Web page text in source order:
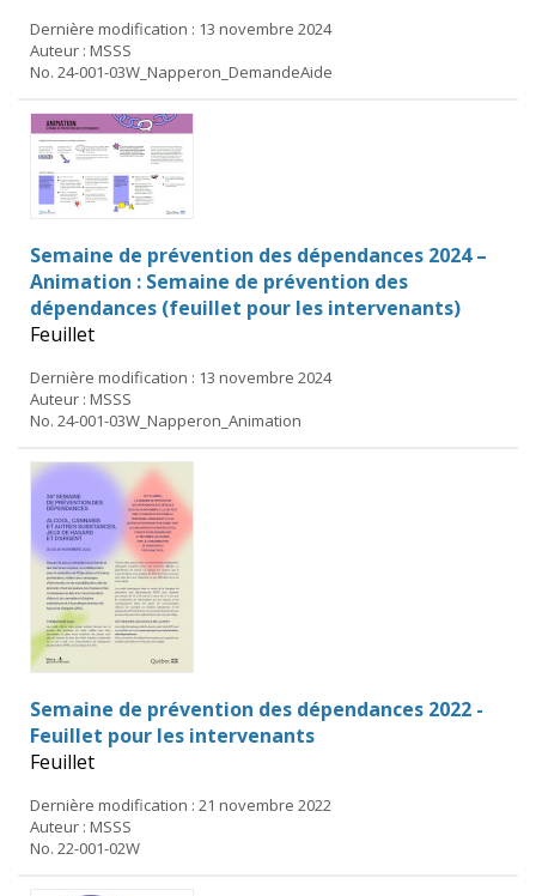
Dernière modification : 13 novembre 2024
Auteur : MSSS
No. 24-001-03W_Napperon_DemandeAide
Semaine de prévention des dépendances 2024 –
Animation : Semaine de prévention des
dépendances (feuillet pour les intervenants)
Feuillet
Dernière modification : 13 novembre 2024
Auteur : MSSS
No. 24-001-03W_Napperon_Animation
Semaine de prévention des dépendances 2022 -
Feuillet pour les intervenants
Feuillet
Dernière modification : 21 novembre 2022
Auteur : MSSS
No. 22-001-02W